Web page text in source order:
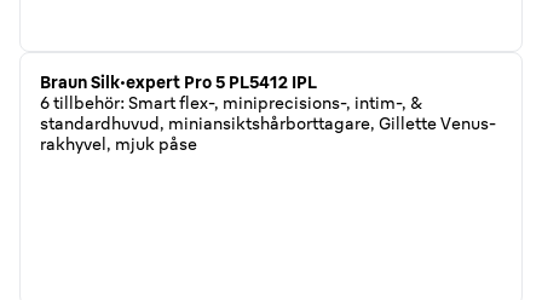
Braun Silk·expert Pro 5 PL5412 IPL
6 tillbehör: Smart flex-, miniprecisions-, intim-, &
standardhuvud, miniansiktshårborttagare, Gillette Venus-
rakhyvel, mjuk påse